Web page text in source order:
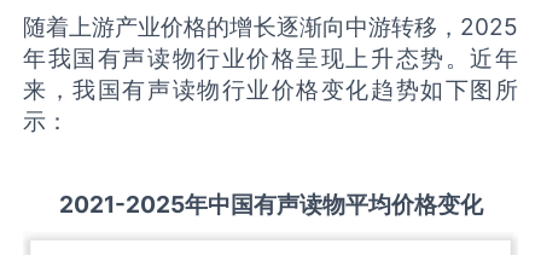
随着上游产业价格的增长逐渐向中游转移，2025
年我国有声读物行业价格呈现上升态势。近年
来，我国有声读物行业价格变化趋势如下图所
示：
2021-2025年中国有声读物平均价格变化